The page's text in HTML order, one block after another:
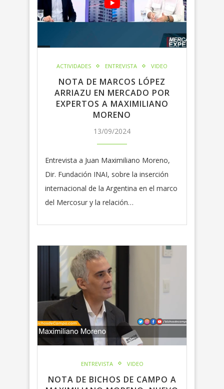
ACTIVIDADES ENTREVISTA VIDEO
NOTA DE MARCOS LÓPEZ
ARRIAZU EN MERCADO POR
EXPERTOS A MAXIMILIANO
MORENO
13/09/2024
Entrevista a Juan Maximiliano Moreno,
Dir. Fundación INAI, sobre la inserción
internacional de la Argentina en el marco
del Mercosur y la relación…
ENTREVISTA VIDEO
NOTA DE BICHOS DE CAMPO A